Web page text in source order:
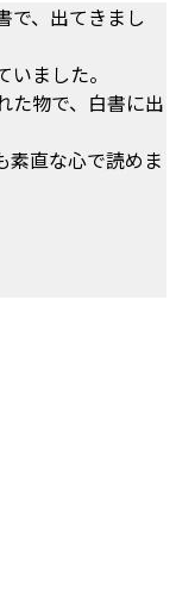
で、出てきまし
ました。
た物で、白書に出
素直な心で読めま